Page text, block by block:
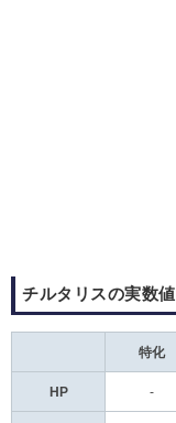
チルタリスの実数
特化
HP -